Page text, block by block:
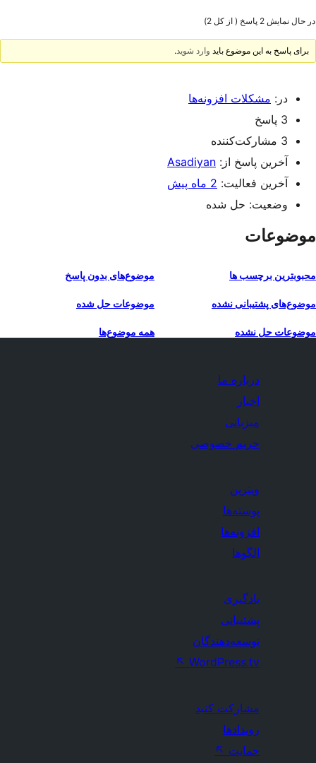
در حال نمایش 2 پاسخ ( از کل 2)
برای پاسخ به این موضوع باید وارد شوید.
در: مشکلات افزونه‌ها
3 پاسخ
3 مشارکت‌کننده
آخرین پاسخ از: Asadiyan
آخرین فعالیت: 2 ماه پیش
وضعیت: حل شده
موضوعات
محبوبترین برچسب ها موضوع‌های بدون پاسخ
موضوع‌های پشتیبانی نشده موضوعات حل شده
موضوعات حل نشده همه موضوع‌ها
درباره ما
اخبار
میزبانی
حریم خصوصی
ویترین
پوسته‌ها
افزونه‌ها
الگوها
یادگیری
پشتیبانی
توسعه‌دهندگان
WordPress.tv
↖
مشارکت کنید
رویدادها
حمایت ↖